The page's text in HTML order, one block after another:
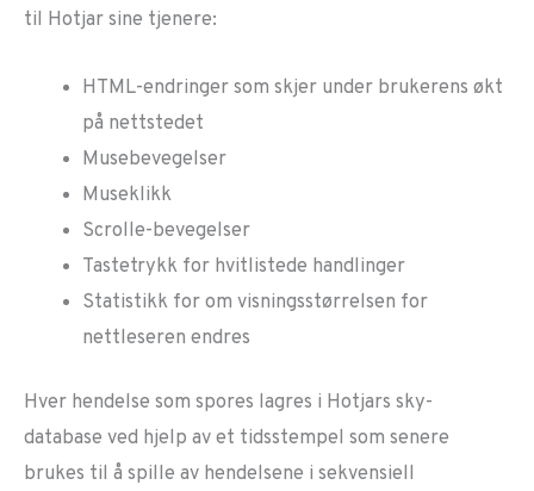
til Hotjar sine tjenere:
HTML-endringer som skjer under brukerens økt
på nettstedet
Musebevegelser
Museklikk
Scrolle-bevegelser
Tastetrykk for hvitlistede handlinger
Statistikk for om visningsstørrelsen for
nettleseren endres
Hver hendelse som spores lagres i Hotjars sky-
database ved hjelp av et tidsstempel som senere
brukes til å spille av hendelsene i sekvensiell